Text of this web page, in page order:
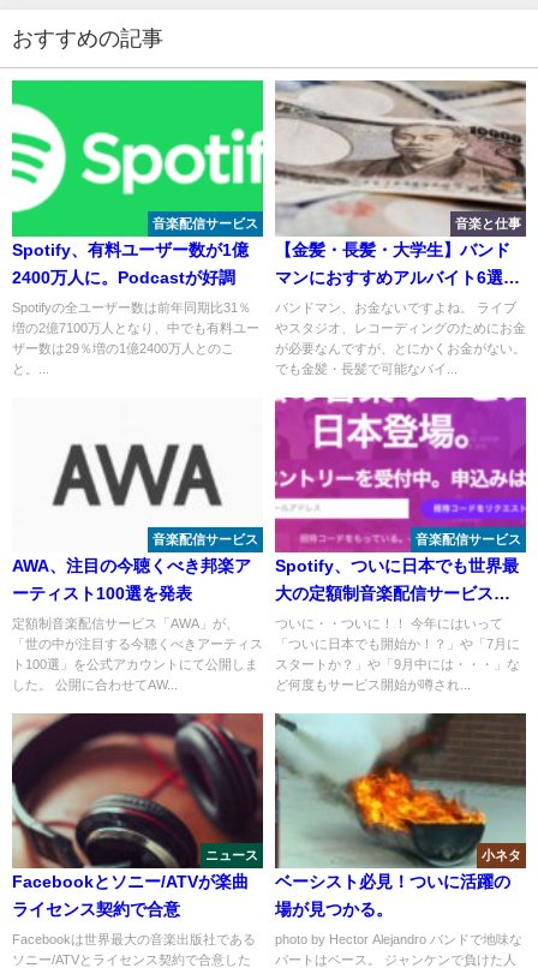
おすすめの記事
音楽配信サービス
Spotify、有料ユーザー数が1億
2400万人に。Podcastが好調
Spotifyの全ユーザー数は前年同期比31％
増の2億7100万人となり、中でも有料ユー
ザー数は29％増の1億2400万人とのこ
と。...
音楽と仕事
【金髪・長髪・大学生】バンド
マンにおすすめアルバイト6選
【下積みミュージシャン】
バンドマン、お金ないですよね。 ライブ
やスタジオ、レコーディングのためにお金
が必要なんですが、とにかくお金がない。
でも金髪・長髪で可能なバイ...
音楽配信サービス
AWA、注目の今聴くべき邦楽ア
ーティスト100選を発表
定額制音楽配信サービス「AWA」が、
「世の中が注目する今聴くべきアーティス
ト100選」を公式アカウントにて公開しま
した。 公開に合わせてAW...
音楽配信サービス
Spotify、ついに日本でも世界最
大の定額制音楽配信サービスが
開始！
ついに・・ついに！！ 今年にはいって
「ついに日本でも開始か！？」や「7月に
スタートか？」や「9月中には・・・」な
ど何度もサービス開始が噂され...
ニュース
Facebookとソニー/ATVが楽曲
ライセンス契約で合意
Facebookは世界最大の音楽出版社である
ソニー/ATVとライセンス契約で合意した
小ネタ
ベーシスト必見！ついに活躍の
場が見つかる。
photo by Hector Alejandro バンドで地味な
パートはベース。 ジャンケンで負けた人